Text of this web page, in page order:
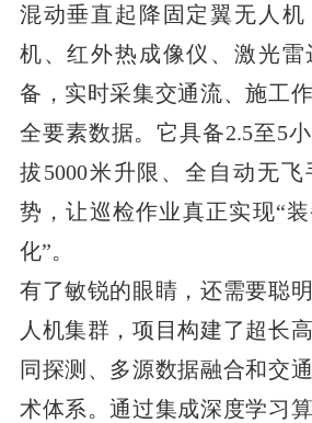
混动垂直起降固定翼无人机
机、红外热成像仪、激光雷
备，实时采集交通流、施工
全要素数据。它具备2.5至5
拔5000米升限、全自动无
势，让巡检作业真正实现“
化”。
有了敏锐的眼睛，还需要聪
人机集群，项目构建了超长
同探测、多源数据融合和交
术体系。通过集成深度学习